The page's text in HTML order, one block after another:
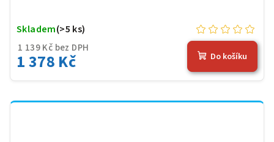
1 139 Kč bez DPH
1 378 Kč
Skladem(>5 ks)
Do košíku